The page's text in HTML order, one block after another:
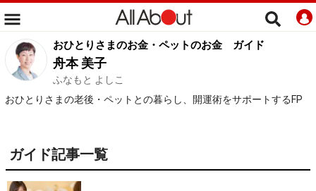
おひとりさまのお金・ペットのお金 ガイド
舟本 美子
ふなもと よしこ
おひとりさまの老後・ペットとの暮らし、開運術をサポートするFP
ガイド記事一覧